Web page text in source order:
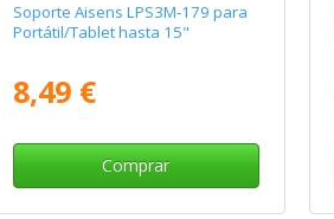
Soporte Aisens LPS3M-179 para
Portátil/Tablet hasta 15"
8,49 €
Comprar